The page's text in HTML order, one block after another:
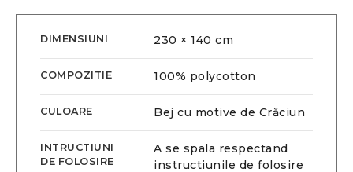
DIMENSIUNI 230 × 140 cm
COMPOZITIE 100% polycotton
CULOARE Bej cu motive de Crăciun
INTRUCTIUNI
DE FOLOSIRE
A se spala respectand
instructiunile de folosire